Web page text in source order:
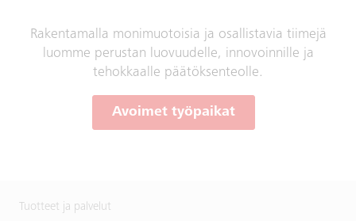
Rakentamalla monimuotoisia ja osallistavia tiimejä
luomme perustan luovuudelle, innovoinnille ja
tehokkaalle päätöksenteolle.
Avoimet työpaikat
Tuotteet ja palvelut